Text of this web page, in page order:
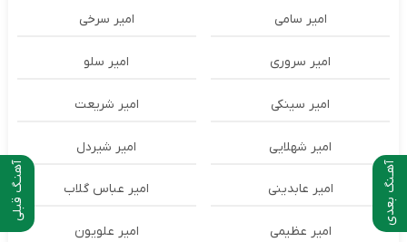
آهنـگ قبلی آهـنگ بعدی
امیر سامی امیر سرخی
امیر سروری امیر سلو
امیر سینکی امیر شریعت
امیر شهلایی امیر شیردل
امیر عابدینی امیر عباس گلاب
امیر عظیمی امیر علویون